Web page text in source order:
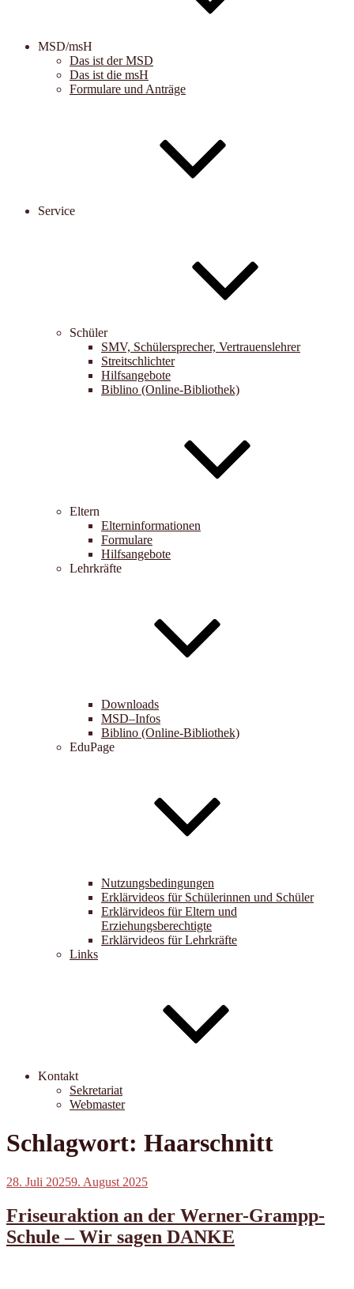
MSD/msH
Das ist der MSD
Das ist die msH
Formulare und Anträge
Service
Schüler
SMV, Schülersprecher, Vertrauenslehrer
Streitschlichter
Hilfsangebote
Biblino (Online-Bibliothek)
Eltern
Elterninformationen
Formulare
Hilfsangebote
Lehrkräfte
Downloads
MSD–Infos
Biblino (Online-Bibliothek)
EduPage
Nutzungsbedingungen
Erklärvideos für Schülerinnen und Schüler
Erklärvideos für Eltern und
Erziehungsberechtigte
Erklärvideos für Lehrkräfte
Links
Kontakt
Sekretariat
Webmaster
Schlagwort: Haarschnitt
Veröffentlicht
28. Juli 20259. August 2025
Friseuraktion an der Werner-Grampp-
Schule – Wir sagen DANKE